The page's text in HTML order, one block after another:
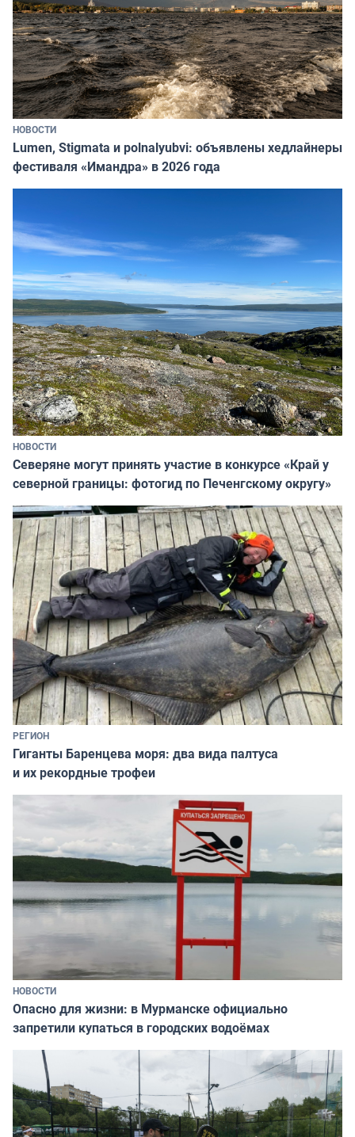
НОВОСТИ
Lumen, Stigmata и polnalyubvi: объявлены хедлайнеры
фестиваля «Имандра» в 2026 года
НОВОСТИ
Северяне могут принять участие в конкурсе «Край у
северной границы: фотогид по Печенгскому округу»
РЕГИОН
Гиганты Баренцева моря: два вида палтуса
и их рекордные трофеи
НОВОСТИ
Опасно для жизни: в Мурманске официально
запретили купаться в городских водоёмах